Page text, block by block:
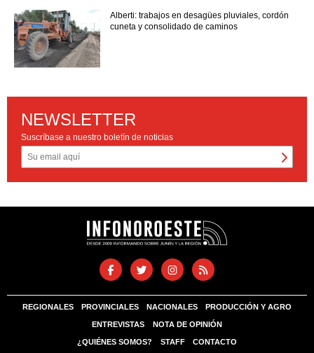
Alberti: trabajos en desagües pluviales, cordón
cuneta y consolidado de caminos
NEWSLETTER
Suscríbase a nuestro boletín de noticias
REGIONALES PROVINCIALES NACIONALES PRODUCCIÓN Y AGRO
ENTREVISTAS NOTA DE OPINIÓN
¿QUIÉNES SOMOS? STAFF CONTACTO